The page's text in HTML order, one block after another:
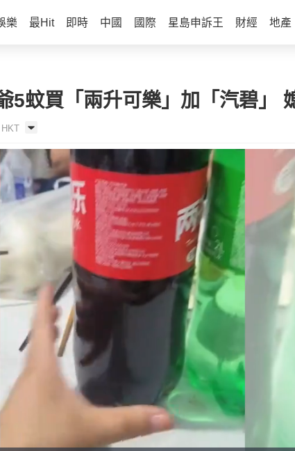
樂 最Hit 即時 中國 國際 星島申訴王 財經 地產
5蚊買「兩升可樂」加「汽碧」